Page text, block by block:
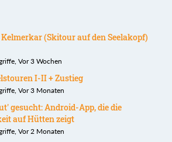
(Skitour auf den Seelakopf)
Vor 3 Wochen
I-II + Zustieg
Vor 3 Monaten
gesucht: Android-App, die die
auf Hütten zeigt
Vor 2 Monaten